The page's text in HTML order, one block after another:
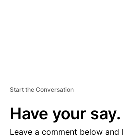
Start the Conversation
Have your say.
Leave a comment below and